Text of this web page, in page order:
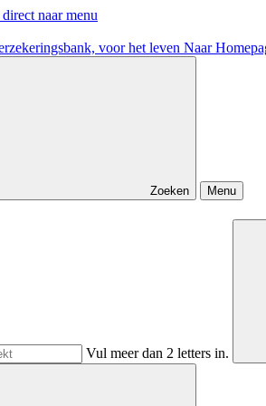
naar menu
Naar
Zoeken
Menu
Vul meer dan 2 letters in.